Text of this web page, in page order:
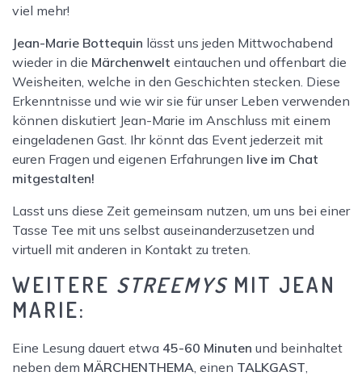
viel mehr!
Jean-Marie Bottequin lässt uns jeden Mittwochabend
wieder in die Märchenwelt eintauchen und offenbart die
Weisheiten, welche in den Geschichten stecken. Diese
Erkenntnisse und wie wir sie für unser Leben verwenden
können diskutiert Jean-Marie im Anschluss mit einem
eingeladenen Gast. Ihr könnt das Event jederzeit mit
euren Fragen und eigenen Erfahrungen live im Chat
mitgestalten!
Lasst uns diese Zeit gemeinsam nutzen, um uns bei einer
Tasse Tee mit uns selbst auseinanderzusetzen und
virtuell mit anderen in Kontakt zu treten.
WEITERE STREEMYSMIT JEAN
MARIE:
Eine Lesung dauert etwa 45-60 Minuten und beinhaltet
neben dem MÄRCHENTHEMA , einen TALKGAST